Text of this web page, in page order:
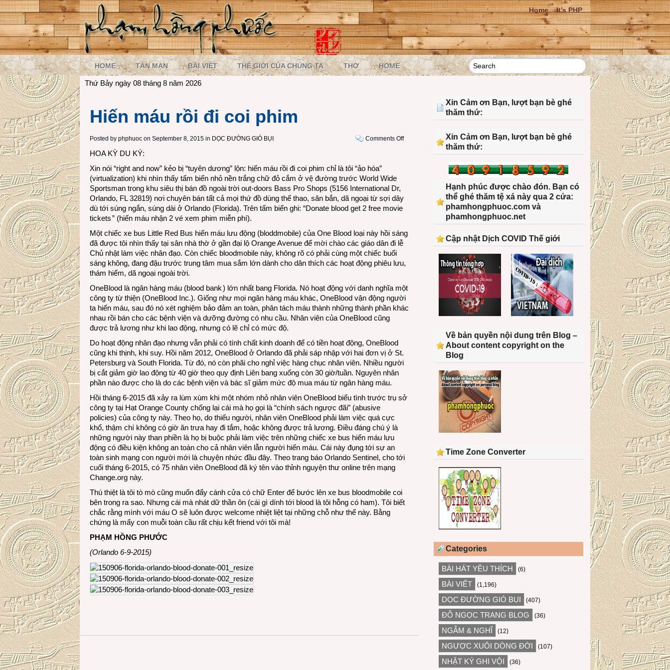
Home It’s PHP
HOME TẢN MẠN BÀI VIẾT THẾ GIỚI CỦA CHÚNG TA THƠ HOME
Thứ Bảy ngày 08 tháng 8 năm 2026
Hiến máu rồi đi coi phim
Posted by phphuoc on September 8, 2015 in DỌC ĐƯỜNG GIÓ BỤI Comments Offon
phim
HOA KỲ DU KÝ:
Xin nói “right and now” kẻo bị “tuyên dương” lộn: hiến máu rồi đi coi phim chỉ là tôi “ảo hóa”
(virtualization) khi nhìn thấy tấm biển nhỏ nền trắng chữ đỏ cắm ở vệ đường trước World Wide
Sportsman trong khu siêu thị bán đồ ngoài trời out-doors Bass Pro Shops (5156 International Dr,
Orlando, FL 32819) nơi chuyên bán tất cả mọi thứ đồ dùng thể thao, săn bắn, dã ngoại từ sợi dây
dù tới súng ngắn, súng dài ở Orlando (Florida). Trên tấm biển ghi: “Donate blood get 2 free movie
tickets” (hiến máu nhận 2 vé xem phim miễn phí).
Một chiếc xe bus Little Red Bus hiến máu lưu động (bloddmobile) của One Blood loại này hồi sáng
đã được tôi nhìn thấy tại sân nhà thờ ở gần đại lộ Orange Avenue để mời chào các giáo dân đi lễ
Chủ nhật làm việc nhân đạo. Còn chiếc bloodmobile này, không rõ có phải cùng một chiếc buổi
sáng không, đang đậu trước trung tâm mua sắm lớn dành cho dân thích các hoạt động phiêu lưu,
thám hiểm, dã ngoại ngoài trời.
OneBlood là ngân hàng máu (blood bank) lớn nhất bang Florida. Nó hoạt động với danh nghĩa một
công ty từ thiện (OneBlood Inc.). Giống như mọi ngân hàng máu khác, OneBlood vận động người
ta hiến máu, sau đó nó xét nghiệm bảo đảm an toàn, phân tách máu thành những thành phần khác
nhau rồi bán cho các bệnh viện và dưỡng đường có nhu cầu. Nhân viên của OneBlood cũng
được trả lương như khi lao động, nhưng có lẽ chỉ có mức độ.
Do hoạt động nhân đạo nhưng vẫn phải có tính chất kinh doanh để có tiền hoạt động, OneBlood
cũng khi thịnh, khi suy. Hồi năm 2012, OneBlood ở Orlando đã phải sáp nhập với hai đơn vị ở St.
Petersburg và South Florida. Từ đó, nó còn phãi cho nghỉ việc hàng chục nhân viên. Nhiều người
bị cắt giảm giờ lao động từ 40 giờ theo quy định Liên bang xuống còn 30 giờ/tuần. Nguyên nhân
phần nào được cho là do các bệnh viện và bác sĩ giảm mức độ mua máu từ ngân hàng máu.
Hồi tháng 6-2015 đã xảy ra lùm xùm khi một nhóm nhỏ nhân viên OneBlood biểu tình trước trụ sở
công ty tại Hạt Orange County chống lại cái mà họ gọi là “chính sách ngược đãi” (abusive
policies) của công ty này. Theo họ, do thiếu người, nhân viên OneBlood phải làm việc quá cực
khổ, thậm chí không có giờ ăn trưa hay đi tắm, hoặc không được trả lương. Điều đáng chú ý là
những người này than phiền là họ bị buộc phải làm việc trên những chiếc xe bus hiến máu lưu
động có điều kiện không an toàn cho cả nhân viên lẫn người hiến máu. Cái này đụng tới sự an
toàn sinh mạng con người mới là chuyện nhức đầu đây. Theo trang báo Orlando Sentinel, cho tới
cuối tháng 6-2015, có 75 nhân viên OneBlood đã ký tên vào thỉnh nguyện thư online trên mạng
Change.org này.
Thú thiệt là tôi tò mò cũng muốn đẩy cánh cửa có chữ Enter để bước lên xe bus bloodmobile coi
bên trong ra sao. Nhưng cái mà nhát dữ thần ôn (cái gì dính tới blood là tôi hỗng có ham). Tôi biết
chắc rằng mình với máu O sẽ luôn được welcome nhiệt liệt tại những chỗ như thế này. Bằng
chứng là mấy con muỗi toàn cầu rất chịu kết friend với tôi mà!
PHẠM HỒNG PHƯỚC
(Orlando 6-9-2015)
Xin Cảm ơn Bạn, lượt bạn bè ghé
thăm thứ:
Xin Cảm ơn Bạn, lượt bạn bè ghé
thăm thứ:
Hạnh phúc được chào đón. Bạn có
thể ghé thăm tệ xá này qua 2 cửa:
phamhongphuoc.com và
phamhongphuoc.net
Cập nhật Dịch COVID Thế giới
Về bản quyền nội dung trên Blog –
About content copyright on the
Blog
Time Zone Converter
Categories
BÀI HÁT YÊU THÍCH (6)
BÀI VIẾT (1,196)
DỌC ĐƯỜNG GIÓ BỤI (407)
ĐỖ NGỌC TRANG BLOG (36)
NGẪM & NGHĨ (12)
NGƯỢC XUÔI DÒNG ĐỜI (107)
NHẬT KÝ GHI VỘI (36)